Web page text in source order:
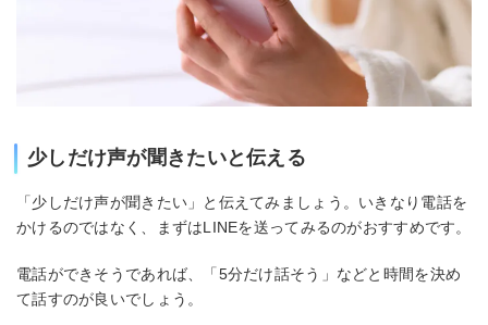
少しだけ声が聞きたいと伝える
「少しだけ声が聞きたい」と伝えてみましょう。いきなり電話を
かけるのではなく、まずはLINEを送ってみるのがおすすめです。
電話ができそうであれば、「5分だけ話そう」などと時間を決め
て話すのが良いでしょう。